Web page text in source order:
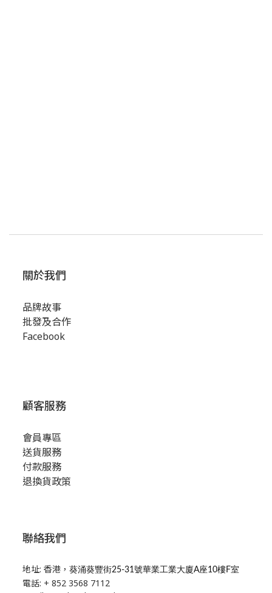
關於我們
品牌故事
批發及合作
Facebook
顧客服務
會員專區
送貨服務
付款服務
退換貨政策
聯絡我們
地址: 香港， 葵涌葵豐街25-31號華業工業大廈A座10樓F室
電話: + 852 3568 7112